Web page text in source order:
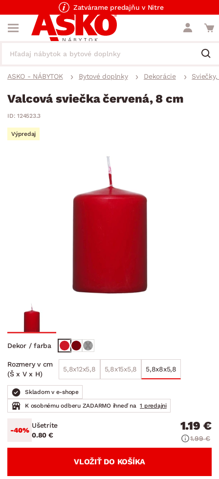
Zatvárame predajňu v Nitre
ASKO - NÁBYTOK Bytové doplnky Dekorácie
Valcová sviečka červená, 8 cm
ID: 124523.3
Výpredaj
Dekor / farba
Rozmery v cm
(Š x V x H)
5,8x12x5,8 5,8x15x5,8 5,8x8x5,8
Skladom v e-shope
K osobnému odberu ZADARMO ihneď na 1 predajni
-40%
Ušetríte
0.80 €
1.19 €
1.99 €
VLOŽIŤ DO KOŠÍKA